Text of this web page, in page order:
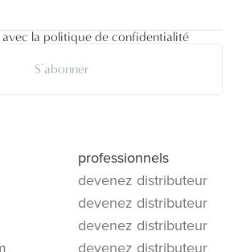
avec la politique de confidentialité
S’abonner
professionnels
devenez distributeur
devenez distributeur
devenez distributeur